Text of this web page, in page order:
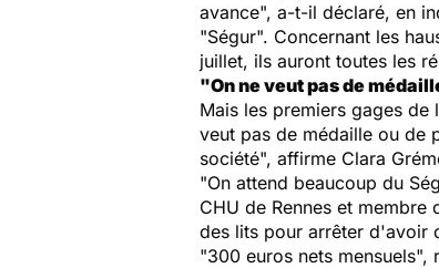
avance", a-t-il déclaré, en
"Ségur". Concernant les
juillet, ils auront toutes les
"On ne veut pas de
Mais les premiers gages de
veut pas de médaille ou de
société", affirme Clara
"On attend beaucoup du
CHU de Rennes et membre
des lits pour arrêter d'avoir
"300 euros nets mensuels",